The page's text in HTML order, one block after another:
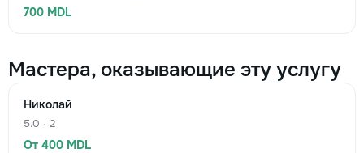
700 MDL
Мастера, оказывающие эту услугу
Николай
5.0 · 2
От 400 MDL